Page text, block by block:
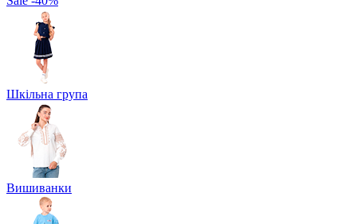
Шкільна група
Вишиванки